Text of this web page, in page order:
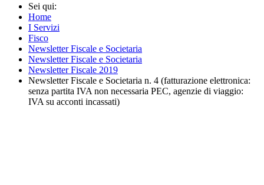
Sei qui:
Home
I Servizi
Fisco
Newsletter Fiscale e Societaria
Newsletter Fiscale e Societaria
Newsletter Fiscale 2019
Newsletter Fiscale e Societaria n. 4 (fatturazione elettronica:
senza partita IVA non necessaria PEC, agenzie di viaggio:
IVA su acconti incassati)